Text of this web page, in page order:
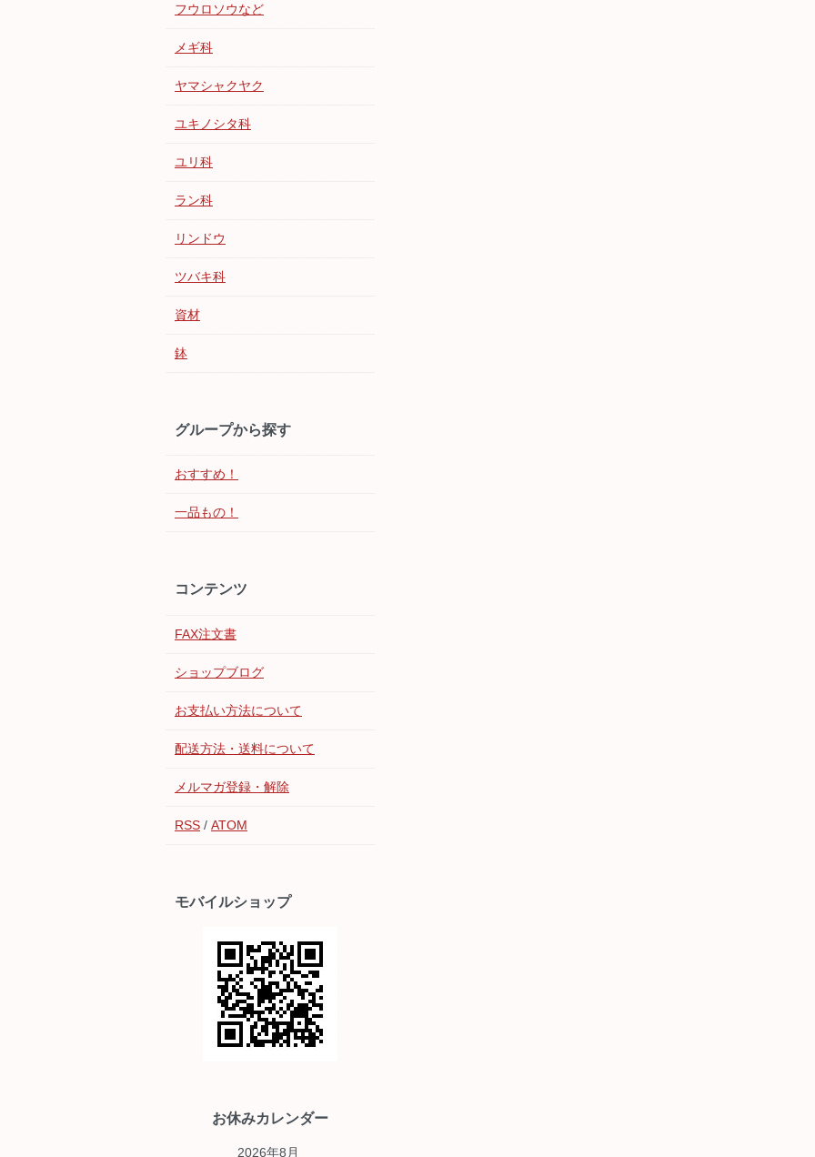
フウロソウなど
メギ科
ヤマシャクヤク
ユキノシタ科
ユリ科
ラン科
リンドウ
ツバキ科
資材
鉢
グループから探す
おすすめ！
一品もの！
コンテンツ
FAX注文書
ショップブログ
お支払い方法について
配送方法・送料について
メルマガ登録・解除
RSS / ATOM
モバイルショップ
お休みカレンダー
2026年8月